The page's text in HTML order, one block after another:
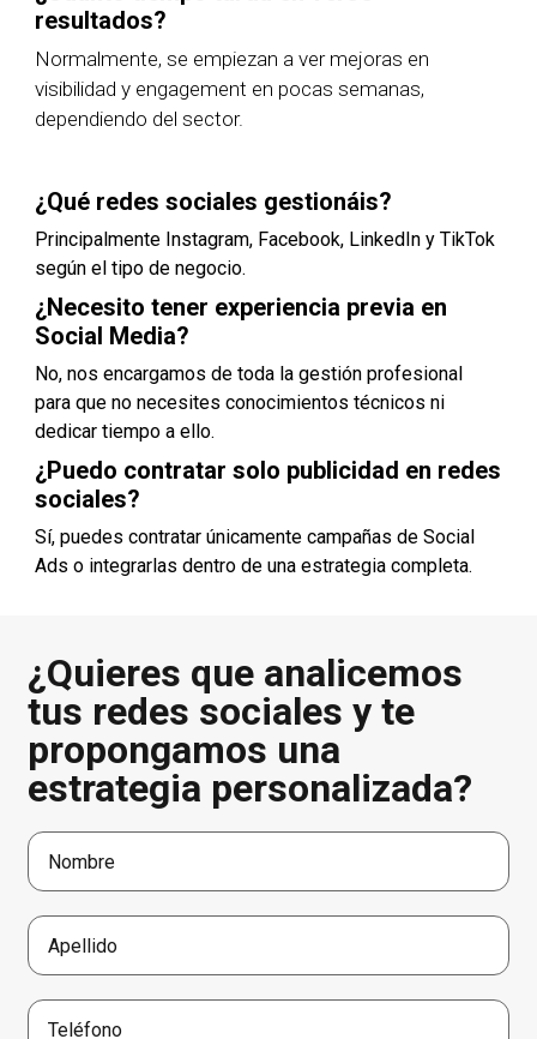
resultados?
Normalmente, se empiezan a ver mejoras en
visibilidad y engagement en pocas semanas,
dependiendo del sector.
¿Qué redes sociales gestionáis?
Principalmente Instagram, Facebook, LinkedIn y TikTok
según el tipo de negocio.
¿Necesito tener experiencia previa en
Social Media?
No, nos encargamos de toda la gestión profesional
para que no necesites conocimientos técnicos ni
dedicar tiempo a ello.
¿Puedo contratar solo publicidad en redes
sociales?
Sí, puedes contratar únicamente campañas de Social
Ads o integrarlas dentro de una estrategia completa.
¿Quieres que analicemos
tus redes sociales y te
propongamos una
estrategia personalizada?